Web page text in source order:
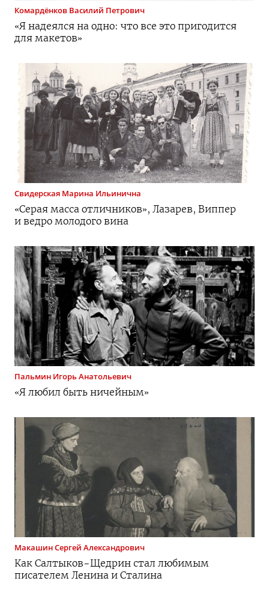
Комардёнков Василий Петрович
«Я надеялся на одно: что все это пригодится
для макетов»
Свидерская Марина Ильинична
«Серая масса отличников», Лазарев, Виппер
и ведро молодого вина
Пальмин Игорь Анатольевич
«Я любил быть ничейным»
МакашинСергей Александрович
Как Салтыков-Щедрин стал любимым
писателем Ленина и Сталина